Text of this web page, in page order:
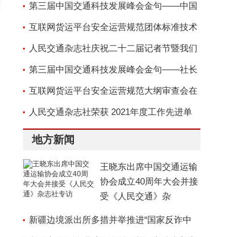
第三届中国交通科技发展峰会金句——中国
交通运输协会副会长兼秘
互联网货运平台安全运营规范团体标准技术
审查会顺利召开
人民交通杂志社庆祝二十二届记者节暨我们
的故事演讲座谈会
第三届中国交通科技发展峰会金句——社长
郑德岭
互联网货运平台安全运营规范大纲审查会在
京召开
人民交通杂志社荣获 2021年度工作先进单
位称号
地方新闻
王晓东出席中国交通运输
协会成立40周年大会并接
受《人民交通》杂
新疆边境派出所多措并举推进“国家反诈中